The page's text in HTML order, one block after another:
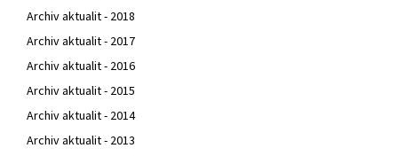
Archiv aktualit - 2018
Archiv aktualit - 2017
Archiv aktualit - 2016
Archiv aktualit - 2015
Archiv aktualit - 2014
Archiv aktualit - 2013